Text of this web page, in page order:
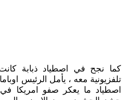
كما نجح في اصطياد ذبابة كانت
تلفزيونية معه ، يأمل الرئيس
اصطياد ما يعكر صفو امريكا